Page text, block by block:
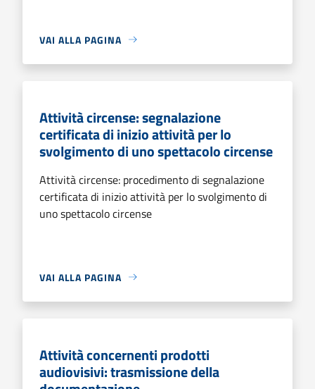
VAI ALLA PAGINA
Attività circense: segnalazione
certificata di inizio attività per lo
svolgimento di uno spettacolo circense
Attività circense: procedimento di segnalazione
certificata di inizio attività per lo svolgimento di
uno spettacolo circense
VAI ALLA PAGINA
Attività concernenti prodotti
audiovisivi: trasmissione della